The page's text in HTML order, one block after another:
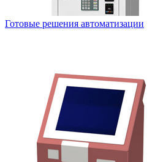
Готовые решения автоматизации